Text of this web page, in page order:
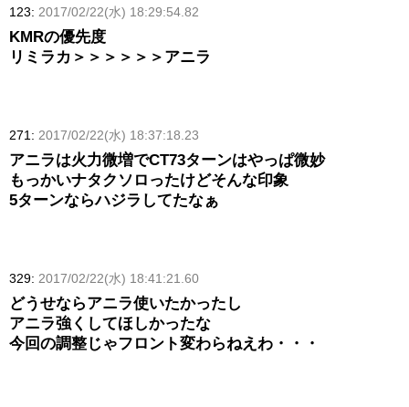
123: 2017/02/22(水) 18:29:54.82
KMRの優先度
リミラカ＞＞＞＞＞＞アニラ
271: 2017/02/22(水) 18:37:18.23
アニラは火力微増でCT73ターンはやっぱ微妙
もっかいナタクソロったけどそんな印象
5ターンならハジラしてたなぁ
329: 2017/02/22(水) 18:41:21.60
どうせならアニラ使いたかったし
アニラ強くしてほしかったな
今回の調整じゃフロント変わらねえわ・・・